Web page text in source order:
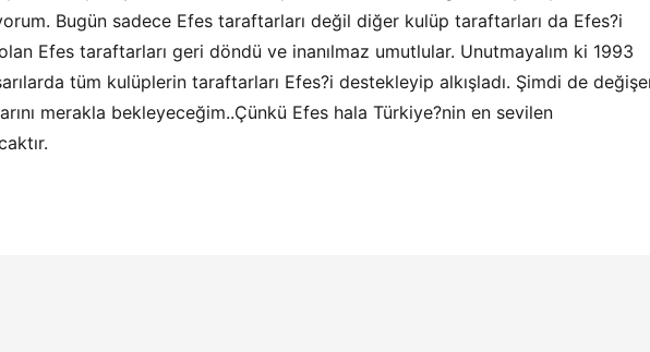
Bugün sadece Efes taraftarları değil diğer kulüp taraftarları da Efes?i
Efes taraftarları geri döndü ve inanılmaz umutlular. Unutmayalım ki 1993
tüm kulüplerin taraftarları Efes?i destekleyip alkışladı. Şimdi de
merakla bekleyeceğim..Çünkü Efes hala Türkiye?nin en sevilen